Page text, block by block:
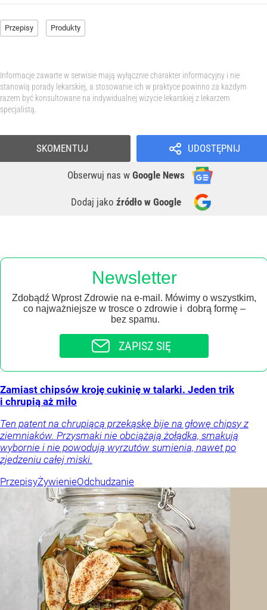
Przepisy Produkty
Informacje zawarte w serwisie mają wyłącznie charakter informacyjny i nie
stanowią porady lekarskiej, a stosowanie ich w praktyce powinno za każdym
razem być konsultowane na indywidualnej wizycie lekarskiej z lekarzem
specjalistą.
UDOSTĘPNIJ
Obserwuj nas w Google News
Dodaj jako źródło w Google
SKOMENTUJ
Newsletter
Zdobądź Wprost Zdrowie na e-mail. Mówimy o wszystkim,
co najważniejsze w trosce o zdrowie i dobrą formę –
bez spamu.
ZAPISZ SIĘ
Zamiast chipsów kroję cukinię w talarki. Jeden trik
i chrupią aż miło
Ten patent na chrupiącą przekąskę bije na głowę chipsy z
ziemniaków. Przysmaki nie obciążają żołądka, smakują
wybornie i nie powodują wyrzutów sumienia, nawet po
zjedzeniu całej miski.
PrzepisyŻywienieOdchudzanie